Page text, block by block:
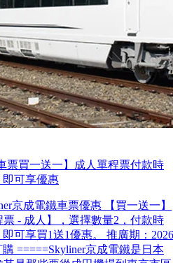
票買一送一】成人單程票付款時
即可享優惠
京成電鐵車票優惠 【買一送一】
- 成人】，選擇數量2，付款時
可享買1送1優惠。 推廣期：2026
=====Skyliner京成電鐵是日本